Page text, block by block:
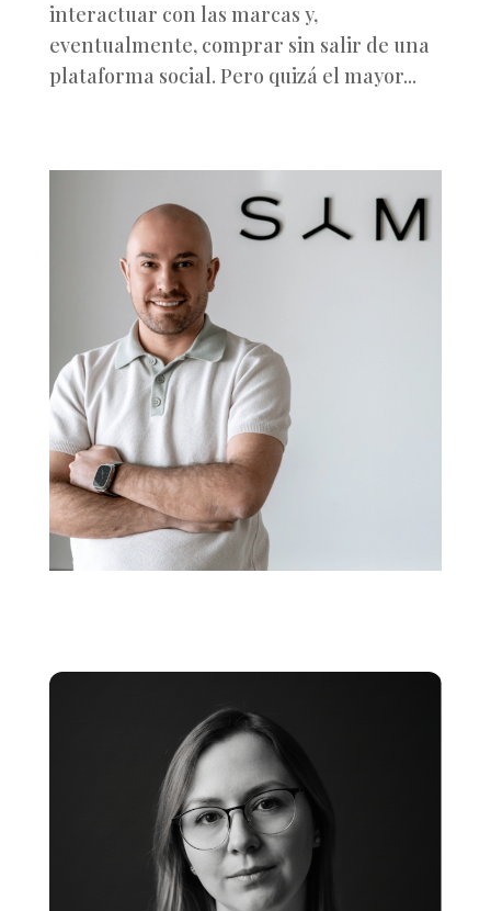
interactuar con las marcas y,
eventualmente, comprar sin salir de una
plataforma social. Pero quizá el mayor...